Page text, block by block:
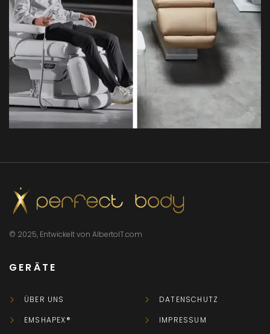
7. Bellezi Kosmetikliege
© 2025, Entwickelt von AlbertoIT.com
GERÄTE
ÜBER UNS
EMSHAPEX®
DATENSCHUTZ
IMPRESSUM